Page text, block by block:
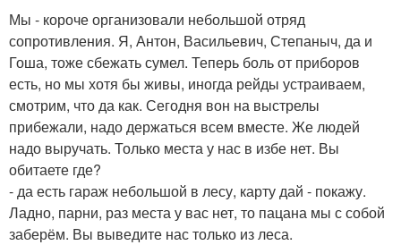
Мы - короче организовали небольшой отряд
сопротивления. Я, Антон, Васильевич, Степаныч, да и
Гоша, тоже сбежать сумел. Теперь боль от приборов
есть, но мы хотя бы живы, иногда рейды устраиваем,
смотрим, что да как. Сегодня вон на выстрелы
прибежали, надо держаться всем вместе. Же людей
надо выручать. Только места у нас в избе нет. Вы
обитаете где?
- да есть гараж небольшой в лесу, карту дай - покажу.
Ладно, парни, раз места у вас нет, то пацана мы с собой
заберём. Вы выведите нас только из леса.